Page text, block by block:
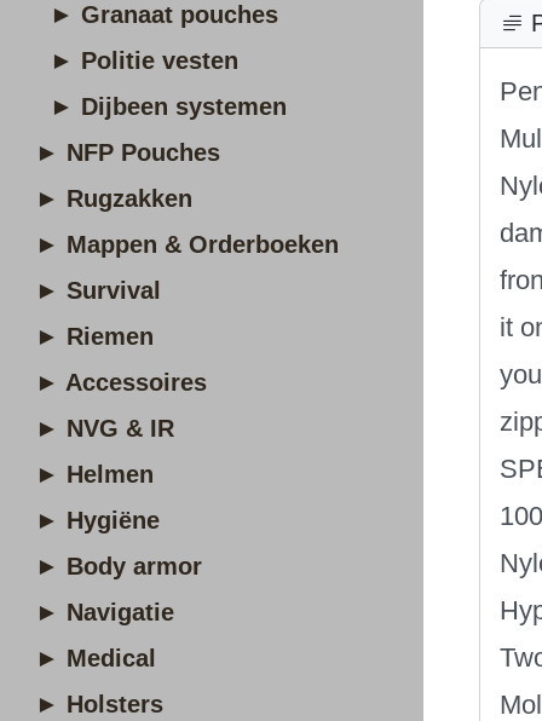
► Granaat pouches
► Politie vesten
► Dijbeen systemen
► NFP Pouches
► Rugzakken
► Mappen & Orderboeken
► Survival
► Riemen
► Accessoires
► NVG & IR
► Helmen
► Hygiëne
► Body armor
► Navigatie
► Medical
► Holsters
it